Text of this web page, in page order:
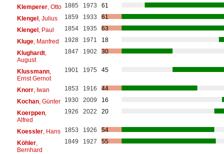
Klemperer, Otto 1885 1973
61
Klengel, Julius 1859 1933
61
Klengel, Paul 1854 1935
63
Kluge, Manfred 1928 1971
18
Klughardt,
August
1847 1902 30
Klussmann,
Ernst Gernot
1901 1975 45
Knorr, Iwan 1853 1916
44
Kochan, Günter 1930 2009
16
Koerppen,
Alfred
1926 2022 20
Koessler, Hans 1853 1926
54
Köhler,
Bernhard
1849 1927 55